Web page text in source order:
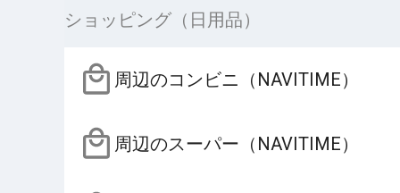
ショッピング（日用品）
周辺のコンビニ（NAVITIME）
周辺のスーパー（NAVITIME）